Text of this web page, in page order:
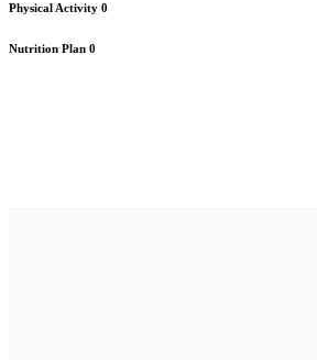
Physical Activity 0
Nutrition Plan 0